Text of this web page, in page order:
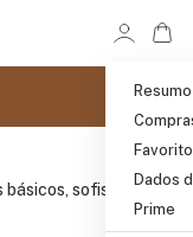
Resumo
Dados
Prime
Ir
básicos, sofisticados